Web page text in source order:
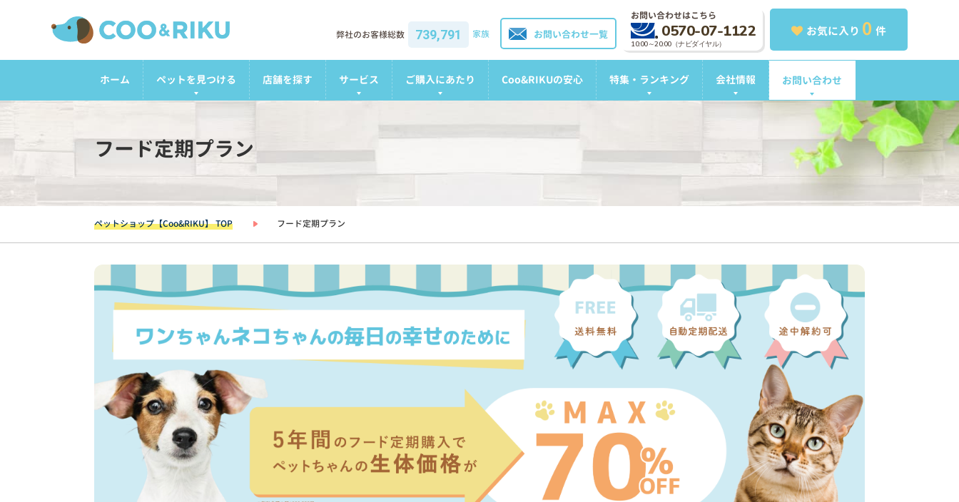
お気に入り 0 件
お問い合わせはこちら
0570-07-1122
10:00～20:00（ナビダイヤル）
お問い合わせ一覧
弊社のお客様総数 739,791 家族
ホーム ペットを見つける 店舗を探す サービス ご購入にあたり Coo&RIKUの安心 特集・ランキング 会社情報 お問い合わせ
フード定期プラン
ペットショップ【Coo&RIKU】 TOP フード定期プラン